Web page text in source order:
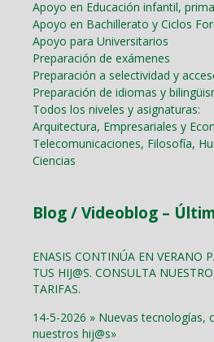
Apoyo en Educación infantil,
Apoyo en Bachillerato y Ciclos
Apoyo para Universitarios
Preparación de exámenes
Preparación a selectividad y
Preparación de idiomas y
Todos los niveles y asignaturas:
Arquitectura, Empresariales y
Telecomunicaciones, Filosofía,
Ciencias
Blog / Videoblog –
ENASIS CONTINÚA EN VERANO
TUS HIJ@S. CONSULTA
TARIFAS.
14-5-2026 » Nuevas
nuestros hij@s»